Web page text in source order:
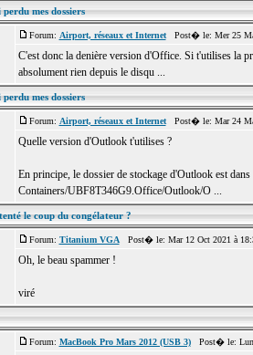
mes dossiers
Forum: Airport, réseaux et InternetPost� le: Mer 25
C'est donc la denière version d'Office. Si t'utilises la
absolument rien depuis le disqu ...
mes dossiers
Forum: Airport, réseaux et InternetPost� le: Mar 24
Quelle version d'Outlook t'utilises ?
En principe, le dossier de stockage d'Outlook est
Containers/UBF8T346G9.Office/Outlook/O ...
le coup du congélateur ?
Forum: Titanium VGAPost� le: Mar 12 Oct 2021 à
Oh, le beau spammer !
viré
Forum: MacBook Pro Mars 2012 (USB 3)Post� le: Lun